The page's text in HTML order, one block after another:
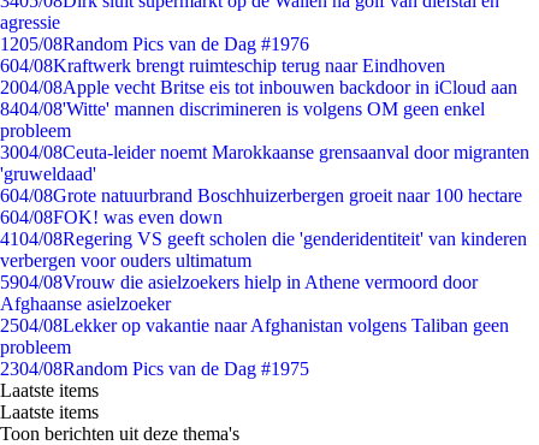
agressie
1205/08Random Pics van de Dag #1976
604/08Kraftwerk brengt ruimteschip terug naar Eindhoven
2004/08Apple vecht Britse eis tot inbouwen backdoor in iCloud aan
8404/08'Witte' mannen discrimineren is volgens OM geen enkel
probleem
3004/08Ceuta-leider noemt Marokkaanse grensaanval door migranten
'gruweldaad'
604/08Grote natuurbrand Boschhuizerbergen groeit naar 100 hectare
604/08FOK! was even down
4104/08Regering VS geeft scholen die 'genderidentiteit' van kinderen
verbergen voor ouders ultimatum
5904/08Vrouw die asielzoekers hielp in Athene vermoord door
Afghaanse asielzoeker
2504/08Lekker op vakantie naar Afghanistan volgens Taliban geen
probleem
2304/08Random Pics van de Dag #1975
Laatste items
Laatste items
Toon berichten uit deze thema's